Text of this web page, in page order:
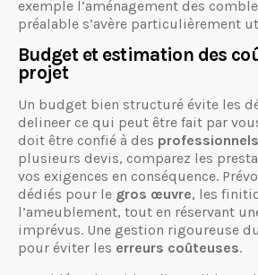
exemple l’aménagement des
préalable s’avère particulièrement
Budget et estimation des
projet
Un budget bien structuré évite les
delineer ce qui peut être fait par
doit être confié à des professionnels
plusieurs devis, comparez les
vos exigences en conséquence.
dédiés pour le gros œuvre, les
l’ameublement, tout en réservant
imprévus. Une gestion rigoureuse
pour éviter les erreurs coûteuses.